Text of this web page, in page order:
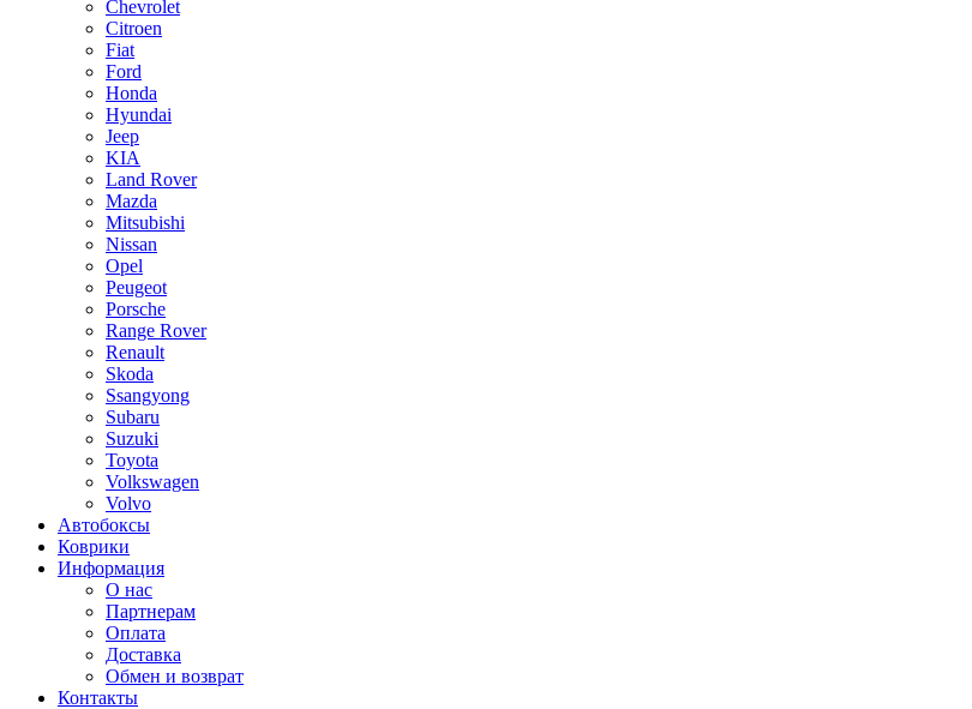
Chevrolet
Citroen
Fiat
Ford
Honda
Hyundai
Jeep
KIA
Land Rover
Mazda
Mitsubishi
Nissan
Opel
Peugeot
Porsche
Range Rover
Renault
Skoda
Ssangyong
Subaru
Suzuki
Toyota
Volkswagen
Volvo
Автобоксы
Коврики
Информация
О нас
Партнерам
Оплата
Доставка
Обмен и возврат
Контакты